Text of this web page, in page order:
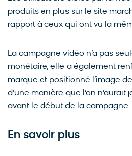
produits en plus sur le site
rapport à ceux qui ont vu la
La campagne vidéo n’a pas
monétaire, elle a également
marque et positionné l’image
d’une manière que l’on
avant le début de la campagne.
En savoir plus